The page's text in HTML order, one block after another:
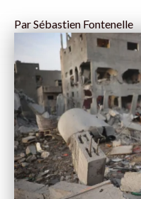
ParSébastien Fontenelle